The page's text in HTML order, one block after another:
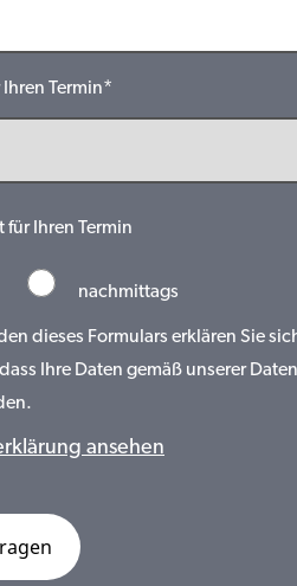
Termin*
Ihren Termin
nachmittags
dieses Formulars erklären Sie
Ihre Daten gemäß unserer
ansehen